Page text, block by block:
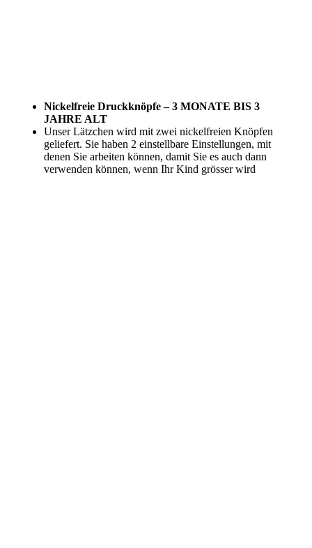
Nickelfreie Druckknöpfe – 3 MONATE BIS 3
JAHRE ALT
Unser Lätzchen wird mit zwei nickelfreien Knöpfen
geliefert. Sie haben 2 einstellbare Einstellungen, mit
denen Sie arbeiten können, damit Sie es auch dann
verwenden können, wenn Ihr Kind grösser wird